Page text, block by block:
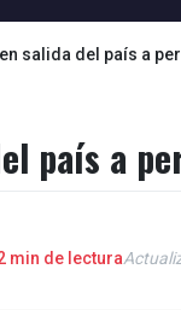
salida del país a
país a
min de lectura